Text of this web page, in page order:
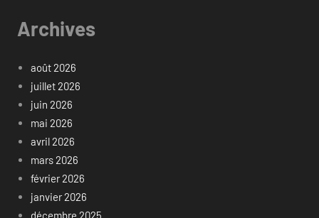
Archives
août 2026
juillet 2026
juin 2026
mai 2026
avril 2026
mars 2026
février 2026
janvier 2026
décembre 2025